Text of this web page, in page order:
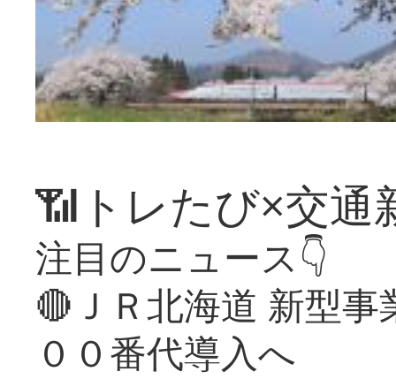
📶トレたび×交通
注目のニュース👇
🔴ＪＲ北海道 新型
００番代導入へ